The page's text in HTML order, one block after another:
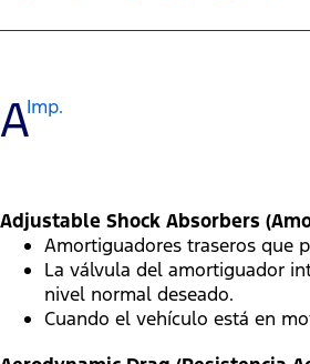
Imp.
A
Adjustable Shock Absorbers
Amortiguadores traseros que
La válvula del amortiguador
nivel normal deseado.
Cuando el vehículo está en